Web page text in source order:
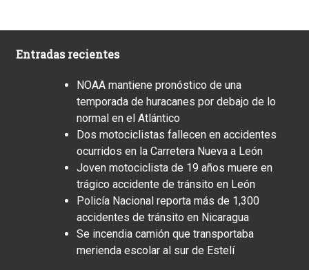
Entradas recientes
NOAA mantiene pronóstico de una
temporada de huracanes por debajo de lo
normal en el Atlántico
Dos motociclistas fallecen en accidentes
ocurridos en la Carretera Nueva a León
Joven motociclista de 19 años muere en
trágico accidente de tránsito en León
Policía Nacional reporta más de 1,300
accidentes de tránsito en Nicaragua
Se incendia camión que transportaba
merienda escolar al sur de Estelí